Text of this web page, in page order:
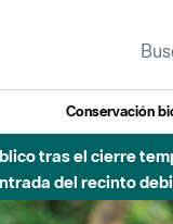
Conservación
tras el cierre
del recinto